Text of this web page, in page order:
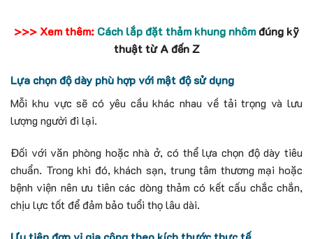
>>> Xem thêm: Cách lắp đặt thảm khung nhômđúng kỹ
thuật từ A đến Z
Lựa chọn độ dày phù hợp với mật độ sử dụng
Mỗi khu vực sẽ có yêu cầu khác nhau về tải trọng và lưu
lượng người đi lại.
Đối với văn phòng hoặc nhà ở, có thể lựa chọn độ dày tiêu
chuẩn. Trong khi đó, khách sạn, trung tâm thương mại hoặc
bệnh viện nên ưu tiên các dòng thảm có kết cấu chắc chắn,
chịu lực tốt để đảm bảo tuổi thọ lâu dài.